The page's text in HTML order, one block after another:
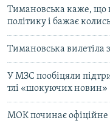
Тимановська каже, що
політику і бажає
Тимановська вилетіла
У МЗС пообіцяли
тлі «шокуючих новин»
МОК починає офіційне